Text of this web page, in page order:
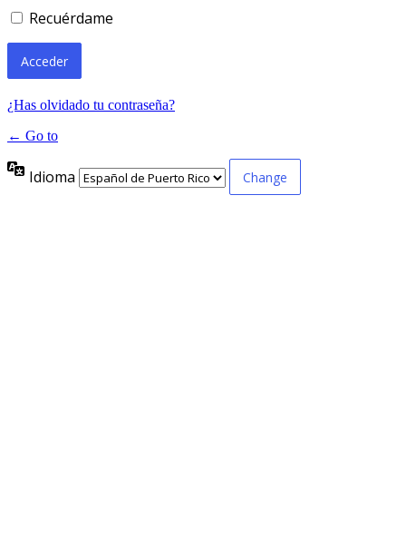
Recuérdame
¿Has olvidado tu contraseña?
← Go to
Idioma